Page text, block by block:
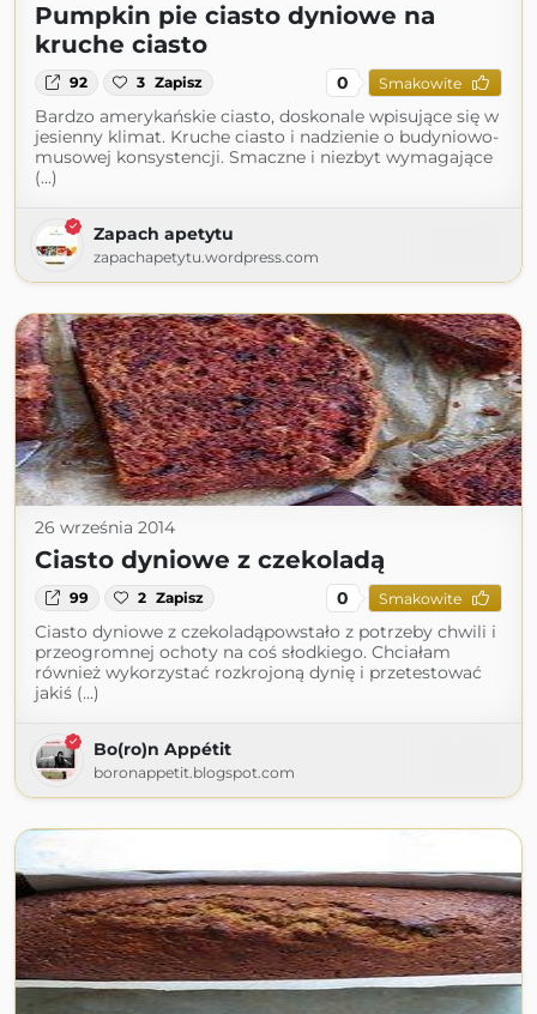
Pumpkin pie ciasto dyniowe na
kruche ciasto
92 3 Zapisz 0 Smakowite
Bardzo amerykańskie ciasto, doskonale wpisujące się w
jesienny klimat. Kruche ciasto i nadzienie o budyniowo-
musowej konsystencji. Smaczne i niezbyt wymagające
(...)
Zapach apetytu
zapachapetytu.wordpress.com
26 września 2014
Ciasto dyniowe z czekoladą
99 2 Zapisz 0 Smakowite
Ciasto dyniowe z czekoladąpowstało z potrzeby chwili i
przeogromnej ochoty na coś słodkiego. Chciałam
również wykorzystać rozkrojoną dynię i przetestować
jakiś (...)
Bo(ro)n Appétit
boronappetit.blogspot.com